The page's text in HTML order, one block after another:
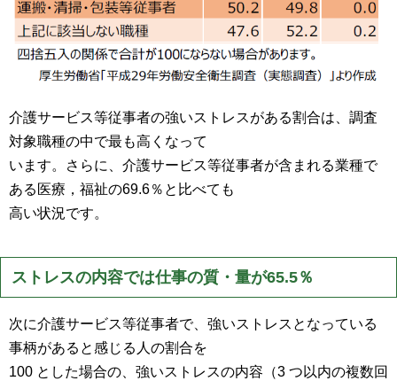
介護サービス等従事者の強いストレスがある割合は、調査
対象職種の中で最も高くなって
います。さらに、介護サービス等従事者が含まれる業種で
ある医療，福祉の69.6％と比べても
高い状況です。
ストレスの内容では仕事の質・量が65.5％
次に介護サービス等従事者で、強いストレスとなっている
事柄があると感じる人の割合を
100 とした場合の、強いストレスの内容（3 つ以内の複数回